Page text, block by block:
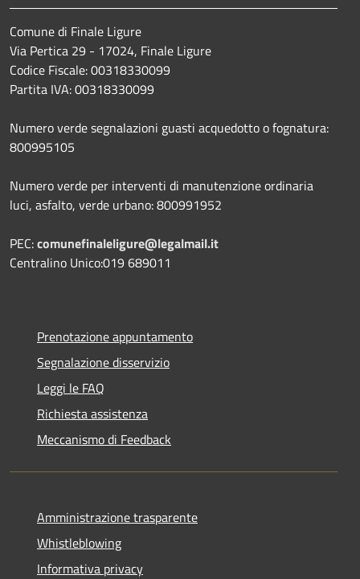
Comune di Finale Ligure
Via Pertica 29 - 17024, Finale Ligure
Codice Fiscale: 00318330099
Partita IVA: 00318330099
Numero verde segnalazioni guasti acquedotto o fognatura:
800995105
Numero verde per interventi di manutenzione ordinaria
luci, asfalto, verde urbano: 800991952
PEC:comunefinaleligure@legalmail.it
Centralino Unico:019 689011
Prenotazione appuntamento
Segnalazione disservizio
Leggi le FAQ
Richiesta assistenza
Meccanismo di Feedback
Amministrazione trasparente
Whistleblowing
Informativa privacy